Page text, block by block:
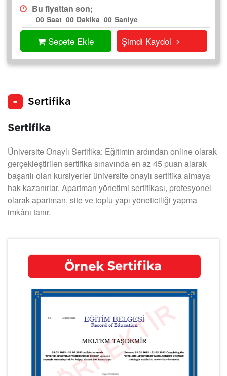
Bu fiyattan son;
00 Saat 00 Dakika 00 Saniye
Sepete Ekle Şimdi Kaydol
Sertifika
Sertifika
Üniversite Onaylı Sertifika: Eğitimin ardından online olarak
gerçekleştirilen sertifika sınavında en az 45 puan alarak
başarılı olan kursiyerler üniversite onaylı sertifika almaya
hak kazanırlar. Apartman yönetimi sertifikası, profesyonel
olarak apartman, site ve toplu yapı yöneticiliği yapma
imkânı tanır.